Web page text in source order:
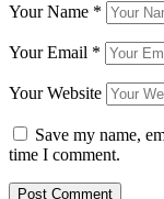
Your Name *
Your Email *
Your Website
Save my name,
time I comment.